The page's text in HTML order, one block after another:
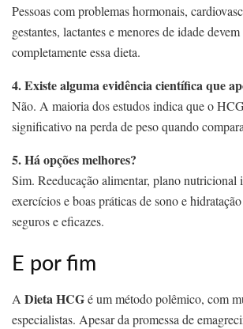
Pessoas com problemas hormonais,
gestantes, lactantes e menores de idade
completamente essa dieta.
4. Existe alguma evidência científica que
Não. A maioria dos estudos indica que o
significativo na perda de peso quando
5. Há opções melhores?
Sim. Reeducação alimentar, plano
exercícios e boas práticas de sono e
seguros e eficazes.
E por fim
A Dieta HCGé um método polêmico, com
especialistas. Apesar da promessa de